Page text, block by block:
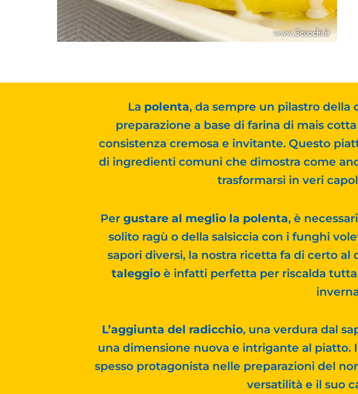
La polenta, da sempre un pilastro della
preparazione a base di farina di mais
consistenza cremosa e invitante. Questo
di ingredienti comuni che dimostra come
trasformarsi in veri
Per gustare al meglio la polenta, è
solito ragù o della salsiccia con i funghi
sapori diversi, la nostra ricetta fa di certo al
taleggio è infatti perfetta per riscalda
L’aggiunta del radicchio, una verdura dal
una dimensione nuova e intrigante al piatto.
spesso protagonista nelle preparazioni del
versatilità e il suo